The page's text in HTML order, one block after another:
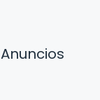
Anuncios